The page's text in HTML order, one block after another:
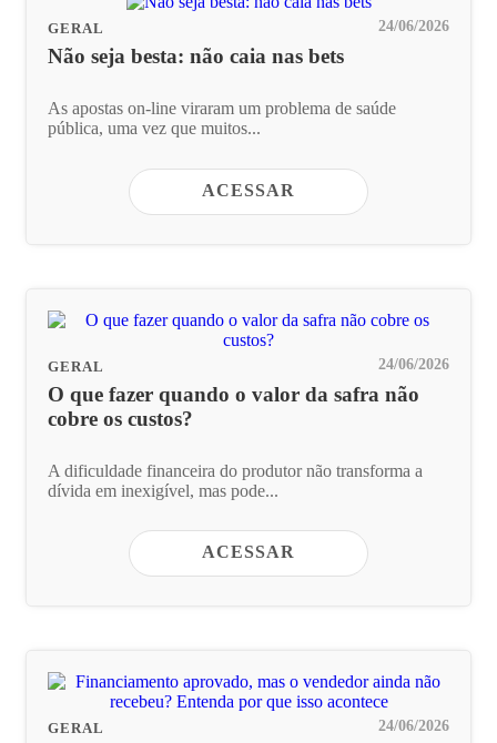
GERAL 24/06/2026
Não seja besta: não caia nas bets
As apostas on-line viraram um problema de saúde
pública, uma vez que muitos...
ACESSAR
GERAL 24/06/2026
O que fazer quando o valor da safra não
cobre os custos?
A dificuldade financeira do produtor não transforma a
dívida em inexigível, mas pode...
ACESSAR
GERAL 24/06/2026